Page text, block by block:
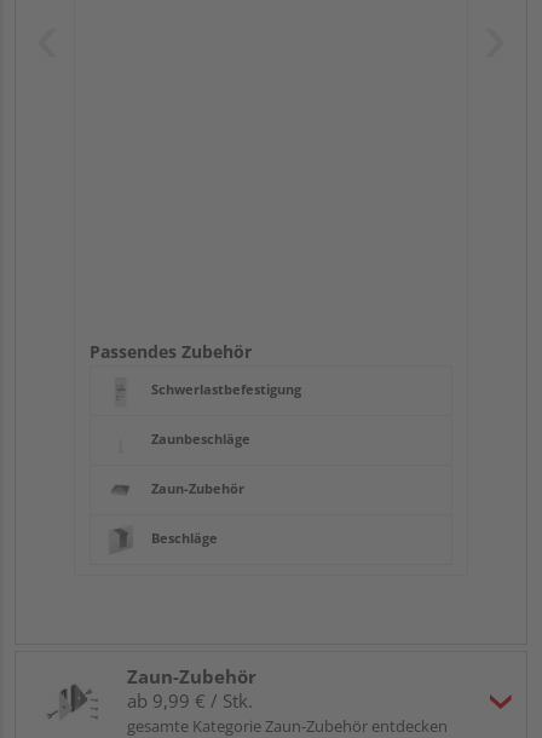
Passendes Zubehör
Schwerlastbefestigung
Zaunbeschläge
Zaun-Zubehör
Beschläge
Zaun-Zubehör
ab 9,99 € / Stk.
gesamte Kategorie Zaun-Zubehör entdecken